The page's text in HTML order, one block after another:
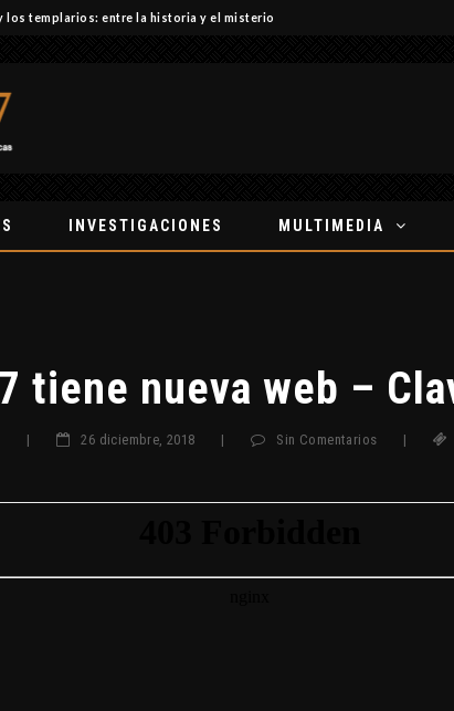
los templarios: entre la historia y el misterio
INVESTIGACIONES MULTIMEDIA
tiene nueva web –
| 26 diciembre, 2018 | Sin Comentarios |